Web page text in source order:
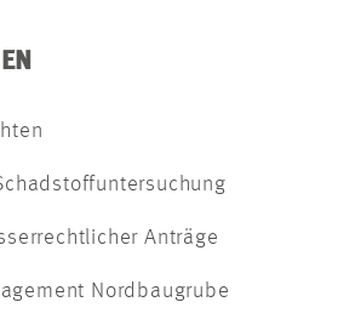
Anträge
Nordbaugrube